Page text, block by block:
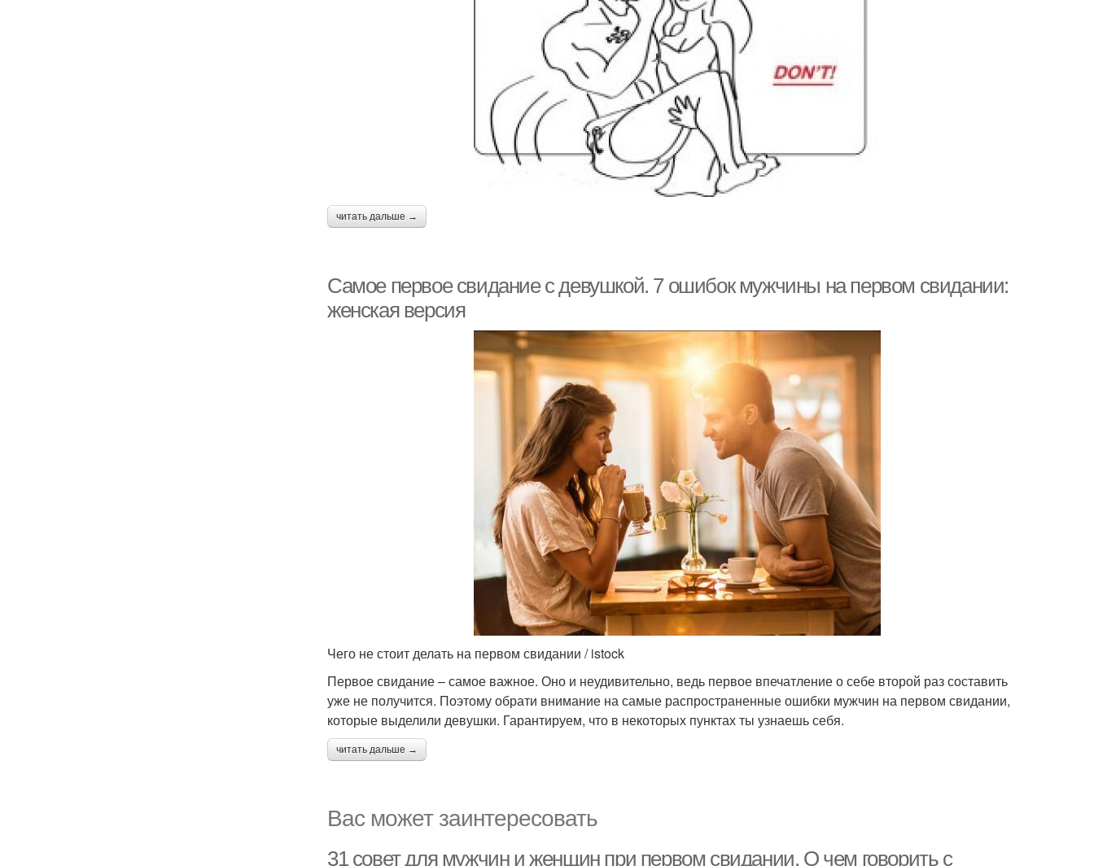
читать дальше →
Самое первое свидание с девушкой. 7 ошибок мужчины на первом свидании:
женская версия
Чего не стоит делать на первом свидании / istock
Первое свидание – самое важное. Оно и неудивительно, ведь первое впечатление о себе второй раз составить
уже не получится. Поэтому обрати внимание на самые распространенные ошибки мужчин на первом свидании,
которые выделили девушки. Гарантируем, что в некоторых пунктах ты узнаешь себя.
читать дальше →
Вас может заинтересовать
31 совет для мужчин и женщин при первом свидании. О чем говорить с